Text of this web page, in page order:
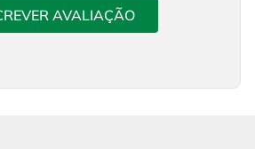
AVALIAÇÃO